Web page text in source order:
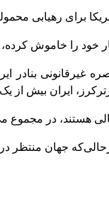
برای رهیابی
خود را خاموش
غیرقانونی بنادر
ایران بیش از
می‌توانند ۱.۹ میلیون بشکه نفت ایران
جهان